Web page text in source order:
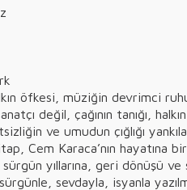
öfkesi, müziğin devrimci
değil, çağının tanığı,
ve umudun çığlığı
Cem Karaca’nın hayatına
yıllarına, geri dönüşü
sevdayla, isyanla